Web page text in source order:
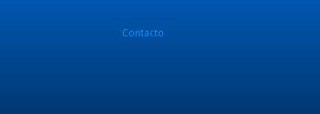
Contacto